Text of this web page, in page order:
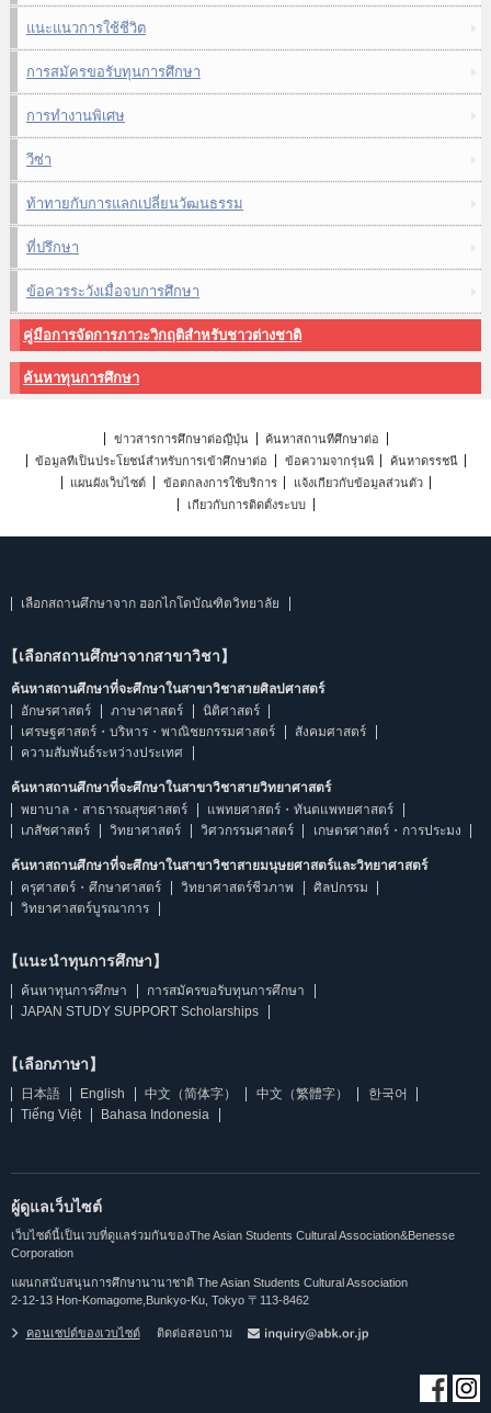
แนะแนวการใช้ชีวิต
การสมัครขอรับทุนการศึกษา
การทำงานพิเศษ
วีซ่า
ท้าทายกับการแลกเปลี่ยนวัฒนธรรม
ที่ปรึกษา
ข้อควรระวังเมื่อจบการศึกษา
คู่มือการจัดการภาวะวิกฤติสำหรับชาวต่างชาติ
ค้นหาทุนการศึกษา
ข่าวสารการศึกษาต่อญี่ปุ่น
ค้นหาสถานที่ศึกษาต่อ
ข้อมูลที่เป็นประโยชน์สำหรับการเข้าศึกษาต่อ
ข้อความจากรุ่นพี่
ค้นหาดรรชนี
แผนผังเว็บไซต์
ข้อตกลงการใช้บริการ
แจ้งเกี่ยวกับข้อมูลส่วนตัว
เกี่ยวกับการติดตั้งระบบ
เลือกสถานศึกษาจาก ฮอกไกโดบัณฑิตวิทยาลัย
【เลือกสถานศึกษาจากสาขาวิชา】
ค้นหาสถานศึกษาที่จะศึกษาในสาขาวิชาสายศิลปศาสตร์
อักษรศาสตร์
ภาษาศาสตร์
นิติศาสตร์
เศรษฐศาสตร์・บริหาร・พาณิชยกรรมศาสตร์
สังคมศาสตร์
ความสัมพันธ์ระหว่างประเทศ
ค้นหาสถานศึกษาที่จะศึกษาในสาขาวิชาสายวิทยาศาสตร์
พยาบาล・สาธารณสุขศาสตร์
แพทยศาสตร์・ทันตแพทยศาสตร์
เภสัชศาสตร์
วิทยาศาสตร์ วิศวกรรมศาสตร์ เกษตรศาสตร์・การประมง
ค้นหาสถานศึกษาที่จะศึกษาในสาขาวิชาสายมนุษยศาสตร์และวิทยาศาสตร์
ครุศาสตร์・ศึกษาศาสตร์
วิทยาศาสตร์ชีวภาพ
ศิลปกรรม
วิทยาศาสตร์บูรณาการ
【แนะนำทุนการศึกษา】
ค้นหาทุนการศึกษา
การสมัครขอรับทุนการศึกษา
JAPAN STUDY SUPPORT Scholarships
【เลือกภาษา】
日本語 English 中文（简体字） 中文（繁體字）
한국어
Tiếng Việt
Bahasa Indonesia
ผู้ดูแลเว็บไซต์
เว็บไซต์นี้เป็นเวบที่ดูแลร่วมกันของThe Asian Students Cultural Association&Benesse
Corporation
แผนกสนับสนุนการศึกษานานาชาติ The Asian Students Cultural Association
2-12-13 Hon-Komagome,Bunkyo-Ku, Tokyo 〒113-8462
คอนเซปต์ของเวบไซต์ ติดต่อสอบถาม